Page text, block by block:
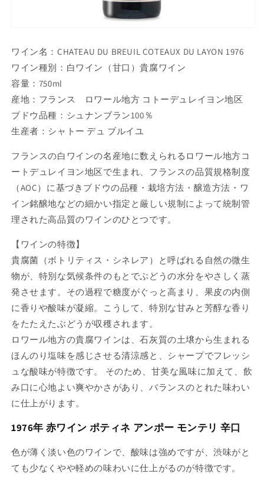
ワイン名：CHATEAU DU BREUIL COTEAUX DU LAYON 1976
ワイン種別：白ワイン（甘口）貴腐ワイン
容量：750ml
産地：フランス ロワール地方 コトーデュレイヨン地区
ブドウ品種：シュナンブラン100％
生産者：シャトー デュ ブルイユ
フランスの白ワインの名産地に数えられるロワール地方コ
ートデュレイヨン地区で生まれ、フランスの品質規格制度
（AOC）に基づきブドウの品種・栽培方法・醸造方法・ワ
イン銘醸地などの細かい指定と厳しい規制によって統制管
理された高品質のワインのひとつです。
【ワインの特徴】
貴腐菌（ボトリティス・シネレア）と呼ばれる自然の微生
物が、特別な気候条件のもとでぶどうの水分をやさしく蒸
発させます。その過程で糖度がぐっと高まり、果皮の内側
に香りや酸味が凝縮。こうして、特別な甘みと芳醇な香り
をたたえたぶどうが収穫されます。
ロワール地方の貴腐ワインは、石灰質の土壌から生まれる
ほんのり塩味を感じさせる清涼感と、シャープでフレッシ
ュな酸味が特徴です。 そのため、甘美な風味に加えて、飲
み口に心地よい爽やかさがあり、バランスのとれた味わい
に仕上がります。
1976年 赤ワイン ポティネ アンポー モンテリ 辛口
色が薄く淡い色のワインで、酸味は強めですが、渋味がと
ても少なくやや軽めの味わいに仕上がるのが特徴です。